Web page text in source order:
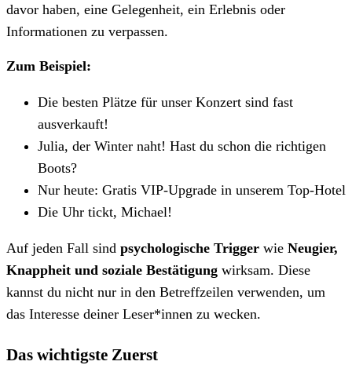
davor haben, eine Gelegenheit, ein Erlebnis oder
Informationen zu verpassen.
Zum Beispiel:
Die besten Plätze für unser Konzert sind fast
ausverkauft!
Julia, der Winter naht! Hast du schon die richtigen
Boots?
Nur heute: Gratis VIP-Upgrade in unserem Top-Hotel
Die Uhr tickt, Michael!
Auf jeden Fall sind psychologische Trigger wie Neugier,
Knappheit und soziale Bestätigung wirksam. Diese
kannst du nicht nur in den Betreffzeilen verwenden, um
das Interesse deiner Leser*innen zu wecken.
Das wichtigste Zuerst